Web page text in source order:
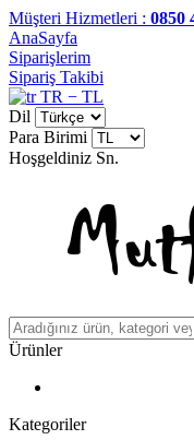
Müşteri Hizmetleri : 0850
AnaSayfa
Siparişlerim
Sipariş Takibi
TR − TL
Dil
Para Birimi
Hoşgeldiniz Sn.
Ürünler
Kategoriler